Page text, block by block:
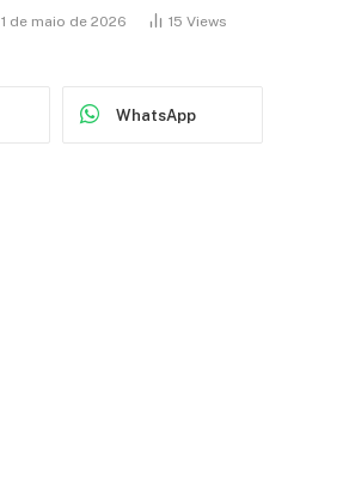
1 de maio de 2026 15 Views
WhatsApp